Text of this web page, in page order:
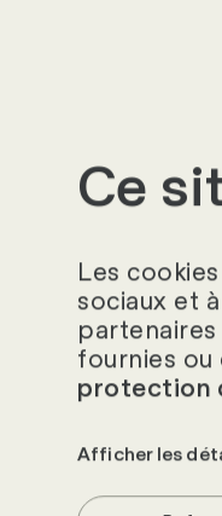
Ce
Les
sociaux et
fournies ou
protection
Afficher les